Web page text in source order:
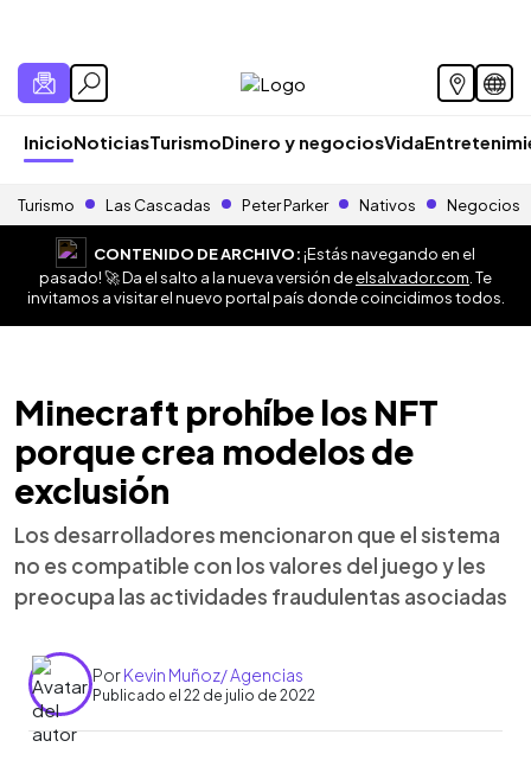
InicioNoticiasTurismoDinero y negociosVida
Turismo Las Cascadas Peter Parker Nativos Negocios
CONTENIDO DE ARCHIVO:¡Estás navegando en el
pasado! 🚀 Da el salto a la nueva versión deelsalvador.com . Te
invitamos a visitar el nuevo portal país donde coincidimos todos.
Minecraft prohíbe los NFT
porque crea modelos de
exclusión
Los desarrolladores mencionaron que el sistema
no es compatible con los valores del juego y les
preocupa las actividades fraudulentas asociadas
PorKevin Muñoz/ Agencias
Publicado el 22 de julio de 2022